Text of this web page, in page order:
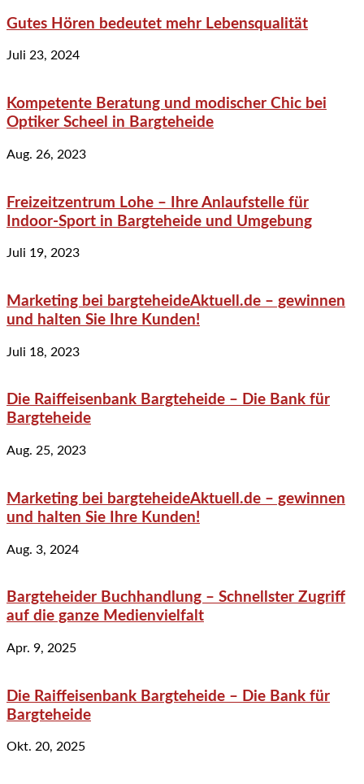
Gutes Hören bedeutet mehr Lebensqualität
Juli 23, 2024
Kompetente Beratung und modischer Chic bei
Optiker Scheel in Bargteheide
Aug. 26, 2023
Freizeitzentrum Lohe – Ihre Anlaufstelle für
Indoor-Sport in Bargteheide und Umgebung
Juli 19, 2023
Marketing bei bargteheideAktuell.de – gewinnen
und halten Sie Ihre Kunden!
Juli 18, 2023
Die Raiffeisenbank Bargteheide – Die Bank für
Bargteheide
Aug. 25, 2023
Marketing bei bargteheideAktuell.de – gewinnen
und halten Sie Ihre Kunden!
Aug. 3, 2024
Bargteheider Buchhandlung – Schnellster Zugriff
auf die ganze Medienvielfalt
Apr. 9, 2025
Die Raiffeisenbank Bargteheide – Die Bank für
Bargteheide
Okt. 20, 2025